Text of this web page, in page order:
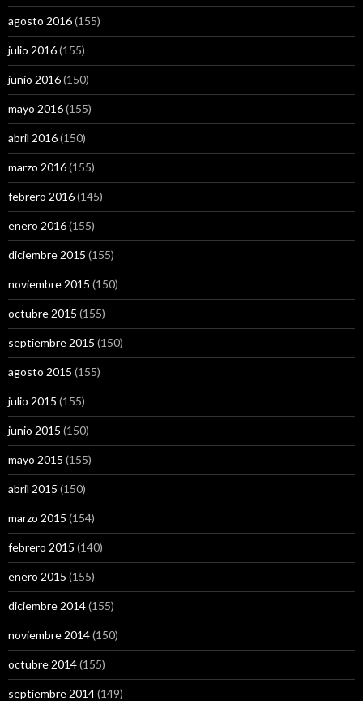
agosto 2016(155)
julio 2016(155)
junio 2016(150)
mayo 2016(155)
abril 2016(150)
marzo 2016(155)
febrero 2016(145)
enero 2016(155)
diciembre 2015 (155)
noviembre 2015 (150)
octubre 2015 (155)
septiembre 2015 (150)
agosto 2015 (155)
julio 2015 (155)
junio 2015 (150)
mayo 2015 (155)
abril 2015 (150)
marzo 2015 (154)
febrero 2015 (140)
enero 2015 (155)
diciembre 2014(155)
noviembre 2014(150)
octubre 2014(155)
septiembre 2014(149)